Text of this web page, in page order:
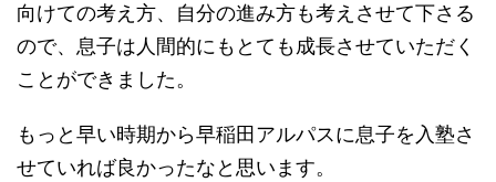
向けての考え方、自分の進み方も考えさせて下さる
ので、息子は人間的にもとても成長させていただく
ことができました。
もっと早い時期から早稲田アルパスに息子を入塾さ
せていれば良かったなと思います。